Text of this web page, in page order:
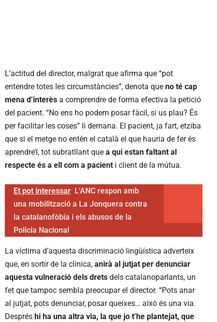
L’actitud del director, malgrat que afirma que “pot
entendre totes les circumstàncies”, denota que no té cap
mena d’interès a comprendre de forma efectiva la petició
del pacient. “No ens ho podem posar fàcil, si us plau? És
per facilitar les coses” li demana. El pacient, ja fart, etziba
que si el metge no entén el català el que hauria de fer és
aprendre’l, tot subratllant que a qui estan faltant al
respecte és a ell com a pacient i client de la mútua.
Et pot interessar L'ANC respon amb
una mobilització a La Jonquera contra
la catalanofòbia i els abusos de la
Policia Nacional
La víctima d’aquesta discriminació lingüística adverteix
que, en sortir de la clínica, anirà al jutjat per denunciar
aquesta vulneració dels drets dels catalanoparlants, un
fet que tampoc sembla preocupar el director. “Pots anar
al jutjat, pots denunciar, posar queixes… això és una via.
Després hi ha una altra via, la que jo t’he plantejat, que